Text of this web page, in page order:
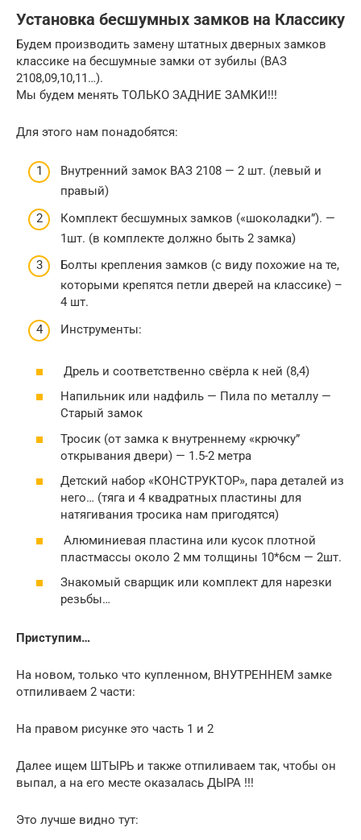
Установка бесшумных замков на Классику
Будем производить замену штатных дверных замков
классике на бесшумные замки от зубилы (ВАЗ
2108,09,10,11…).
Мы будем менять ТОЛЬКО ЗАДНИЕ ЗАМКИ!!!
Для этого нам понадобятся:
Внутренний замок ВАЗ 2108 — 2 шт. (левый и
правый)
Комплект бесшумных замков («шоколадки”). —
1шт. (в комплекте должно быть 2 замка)
Болты крепления замков (с виду похожие на те,
которыми крепятся петли дверей на классике) –
4 шт.
Инструменты:
Дрель и соответственно свёрла к ней (8,4)
Напильник или надфиль — Пила по металлу —
Старый замок
Тросик (от замка к внутреннему «крючку”
открывания двери) — 1.5-2 метра
Детский набор «КОНСТРУКТОР», пара деталей из
него… (тяга и 4 квадратных пластины для
натягивания тросика нам пригодятся)
Алюминиевая пластина или кусок плотной
пластмассы около 2 мм толщины 10*6см — 2шт.
Знакомый сварщик или комплект для нарезки
резьбы…
Приступим…
На новом, только что купленном, ВНУТРЕННЕМ замке
отпиливаем 2 части:
На правом рисунке это часть 1 и 2
Далее ищем ШТЫРЬ и также отпиливаем так, чтобы он
выпал, а на его месте оказалась ДЫРА !!!
Это лучше видно тут: